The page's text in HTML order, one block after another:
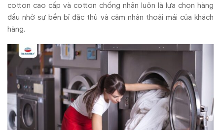
cotton cao cấp và cotton chống nhăn luôn là lựa chọn hàng
đầu nhờ sự bền bỉ đặc thù và cảm nhận thoải mái của khách
hàng.